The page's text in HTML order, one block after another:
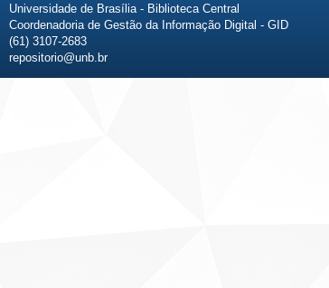
Universidade de Brasília - Biblioteca Central
Coordenadoria de Gestão da Informação Digital - GID
(61) 3107-2683
repositorio@unb.br